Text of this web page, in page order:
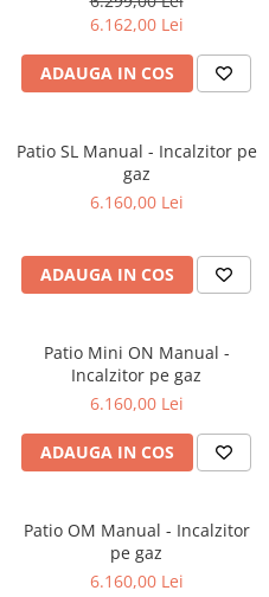
6.162,00 Lei
ADAUGA IN COS
Patio SL Manual - Incalzitor pe
gaz
6.160,00 Lei
ADAUGA IN COS
Patio Mini ON Manual -
Incalzitor pe gaz
6.160,00 Lei
ADAUGA IN COS
Patio OM Manual - Incalzitor
pe gaz
6.160,00 Lei